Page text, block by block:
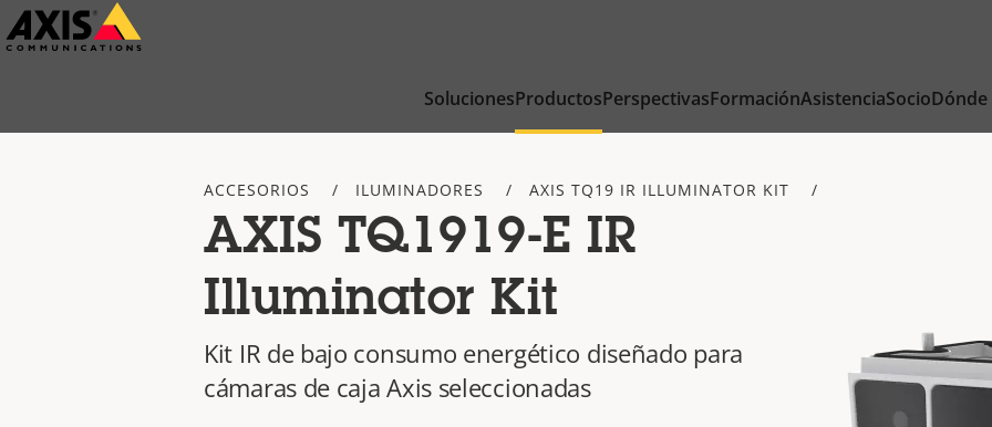
Saltar
al
SolucionesProductosPerspectivasFormaciónAsistenciaSocio
ACCESORIOS ILUMINADORES AXIS TQ19 IR ILLUMINATOR KIT
AXIS TQ1919-E IR
Illuminator Kit
Kit IR de bajo consumo energético diseñado para
cámaras de caja Axis seleccionadas